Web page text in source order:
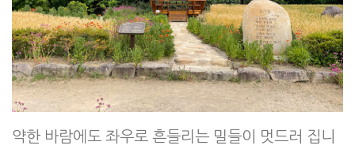
약한 바람에도 좌우로 흔들리는 밀들이 멋드러 집니